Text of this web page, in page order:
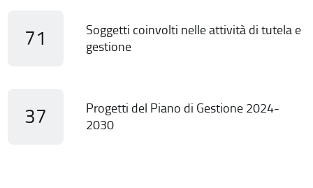
71
Soggetti coinvolti nelle attività di tutela e
gestione
37
Progetti del Piano di Gestione 2024-
2030